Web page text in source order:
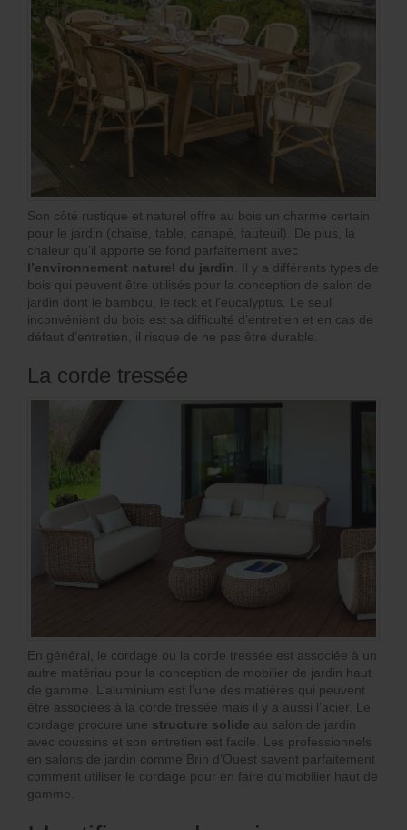
Son côté rustique et naturel offre au bois un charme certain
pour le jardin (chaise, table, canapé, fauteuil). De plus, la
chaleur qu’il apporte se fond parfaitement avec
l’environnement naturel du jardin
. Il y a différents types de
bois qui peuvent être utilisés pour la conception de salon de
jardin dont le bambou, le teck et l’eucalyptus. Le seul
inconvénient du bois est sa difficulté d’entretien et en cas de
défaut d’entretien, il risque de ne pas être durable.
La corde tressée
En général, le cordage ou la corde tressée est associée à un
autre matériau pour la conception de mobilier de jardin haut
de gamme. L’aluminium est l’une des matières qui peuvent
être associées à la corde tressée mais il y a aussi l’acier. Le
cordage procure une structure solide au salon de jardin
avec coussins et son entretien est facile. Les professionnels
en salons de jardin comme Brin d’Ouest savent parfaitement
comment utiliser le cordage pour en faire du mobilier haut de
gamme.